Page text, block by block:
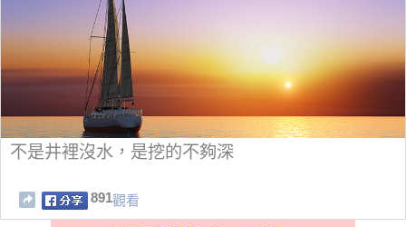
不是井裡沒水，是挖的不夠深
891觀看